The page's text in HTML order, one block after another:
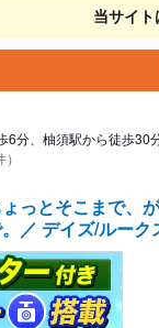
当サイ
6分、柚須駅から徒歩30
ょっとそこまで
／ デイズ/ルーク